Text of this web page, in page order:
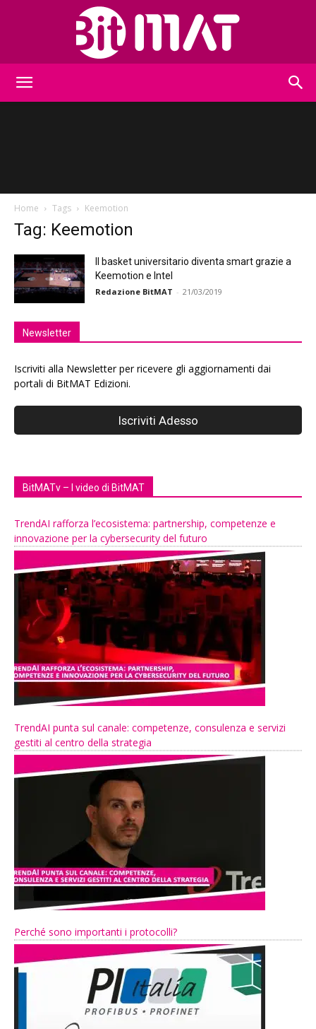
Home Tags Keemotion
Tag: Keemotion
Il basket universitario diventa smart grazie a
Keemotion e Intel
Redazione BitMAT - 21/03/2019
Newsletter
Iscriviti alla Newsletter per ricevere gli aggiornamenti dai
portali di BitMAT Edizioni.
BitMATv – I video di BitMAT
TrendAI rafforza l’ecosistema: partnership, competenze e
innovazione per la cybersecurity del futuro
TrendAI punta sul canale: competenze, consulenza e servizi
gestiti al centro della strategia
Perché sono importanti i protocolli?